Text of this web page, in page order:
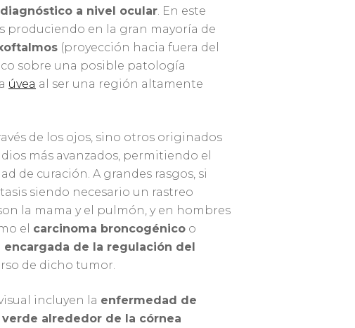
a nivel ocular. En este
produciendo en la gran mayoría de
(proyección hacia fuera del
sobre una posible patología
úvea al ser una región altamente
de los ojos, sino otros originados
más avanzados, permitiendo el
de curación. A grandes rasgos, si
siendo necesario un rastreo
la mama y el pulmón, y en hombres
el carcinoma broncogénico o
de la regulación del
de dicho tumor.
incluyen la enfermedad de
alrededor de la córnea